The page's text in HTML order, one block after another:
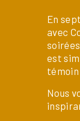
En
avec
est
témoin
Nous